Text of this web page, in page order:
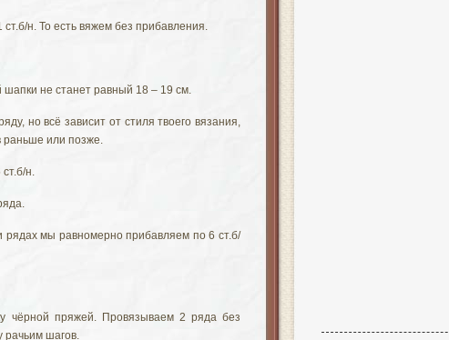
н. То есть вяжем без прибавления.
не станет равный 18 – 19 см.
но всё зависит от стиля твоего вязания,
раньше или позже.
н.
мы равномерно прибавляем по 6 ст.б/
чёрной пряжей. Провязываем 2 ряда без
рачьим шагов.